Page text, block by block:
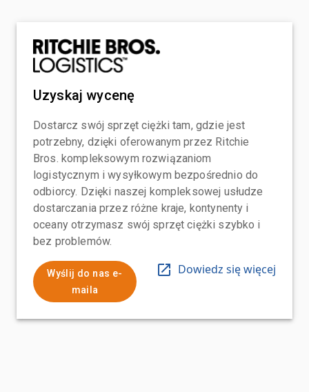
Uzyskaj wycenę
Dostarcz swój sprzęt ciężki tam, gdzie jest
potrzebny, dzięki oferowanym przez Ritchie
Bros. kompleksowym rozwiązaniom
logistycznym i wysyłkowym bezpośrednio do
odbiorcy. Dzięki naszej kompleksowej usłudze
dostarczania przez różne kraje, kontynenty i
oceany otrzymasz swój sprzęt ciężki szybko i
bez problemów.
Wyślij do nas e-
maila
Dowiedz się więcej